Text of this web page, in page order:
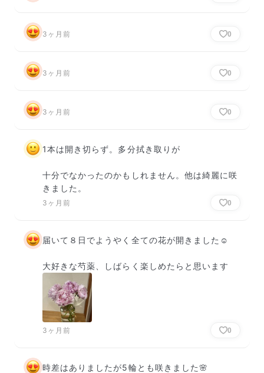
3ヶ月前 0
3ヶ月前 0
3ヶ月前 0
1本は開き切らず。多分拭き取りが
十分でなかったのかもしれません。他は綺麗に咲
きました。
3ヶ月前 0
届いて８日でようやく全ての花が開きました☺️
大好きな芍薬、しばらく楽しめたらと思います
3ヶ月前 0
時差はありましたが5輪とも咲きました🌸